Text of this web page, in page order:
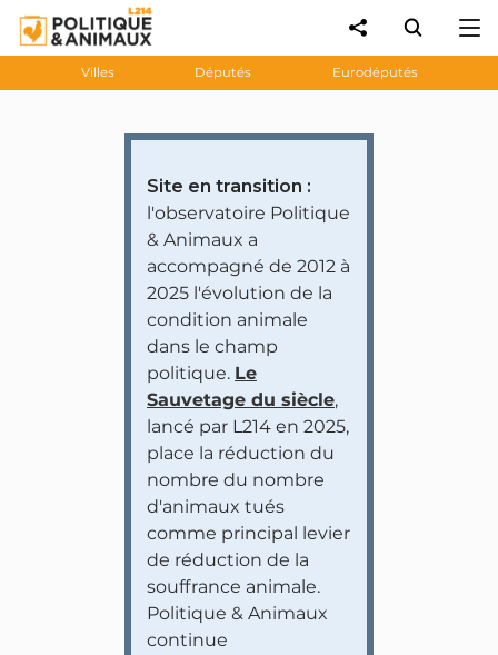
Villes Députés Eurodéputés
Site en transition :
l'observatoire Politique
& Animaux a
accompagné de 2012 à
2025 l'évolution de la
condition animale
dans le champ
politique. Le
Sauvetage du siècle,
lancé par L214 en 2025,
place la réduction du
nombre du nombre
d'animaux tués
comme principal levier
de réduction de la
souffrance animale.
Politique & Animaux
continue